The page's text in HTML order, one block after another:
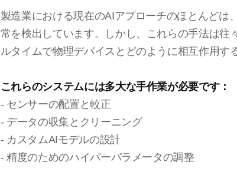
製造業における現在のAIアプローチのほとんど
常を検出しています。しかし、これらの手法は
ルタイムで物理デバイスとどのように相互作用す
これらのシステムには多大な手作業が必要です：
- センサーの配置と較正
- データの収集とクリーニング
- カスタムAIモデルの設計
- 精度のためのハイパーパラメータの調整